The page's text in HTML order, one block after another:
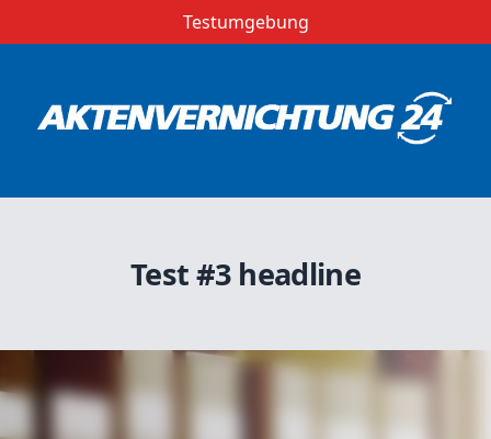
Testumgebung
Test #3 headline